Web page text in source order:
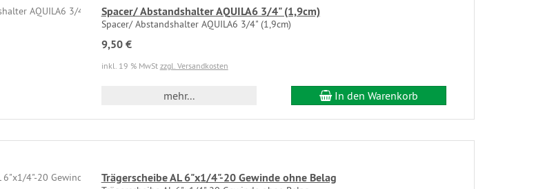
Spacer/ Abstandshalter AQUILA6 3/4" (1,9cm)
Spacer/ Abstandshalter AQUILA6 3/4" (1,9cm)
9,50 €
inkl. 19 % MwSt zzgl. Versandkosten
mehr... In den Warenkorb
Trägerscheibe AL 6"x1/4"-20 Gewinde ohne Belag